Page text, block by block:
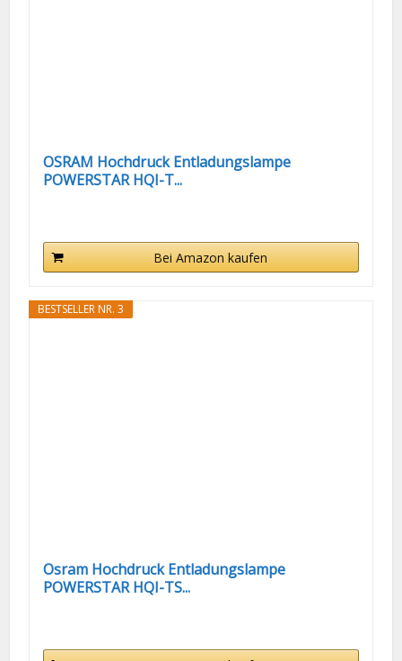
OSRAM Hochdruck Entladungslampe
POWERSTAR HQI-T...
Bei Amazon kaufen
BESTSELLER NR. 3
Osram Hochdruck Entladungslampe
POWERSTAR HQI-TS...